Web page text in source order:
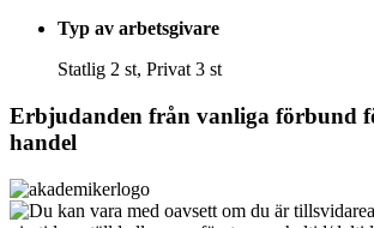
Typ av arbetsgivare
Statlig 2 st, Privat 3 st
Erbjudanden från vanliga förbund
handel